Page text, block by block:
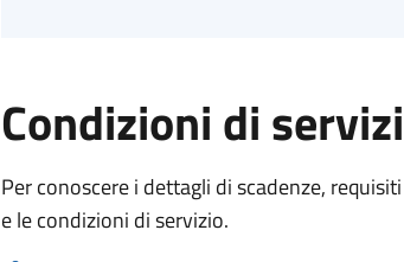
Condizioni di
Per conoscere i dettagli di scadenze,
e le condizioni di servizio.